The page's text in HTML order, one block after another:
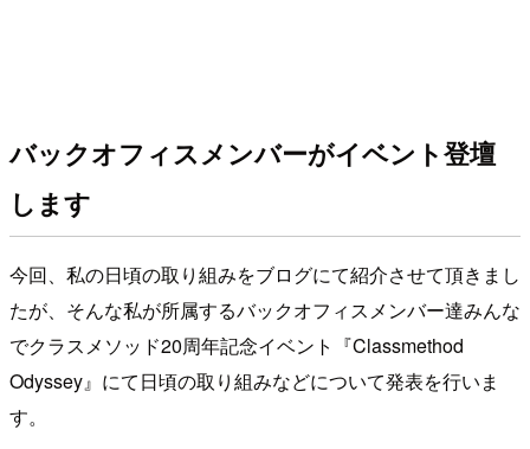
バックオフィスメンバーがイベント登壇
します
今回、私の日頃の取り組みをブログにて紹介させて頂きまし
たが、そんな私が所属するバックオフィスメンバー達みんな
でクラスメソッド20周年記念イベント『Classmethod
Odyssey』にて日頃の取り組みなどについて発表を行いま
す。